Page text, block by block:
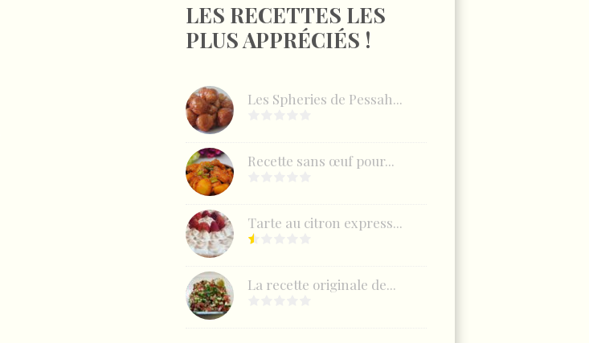
LES RECETTES LES
PLUS APPRÉCIÉS !
Les Spheries de Pessah...
Recette sans œuf pour...
Tarte au citron express...
La recette originale de...